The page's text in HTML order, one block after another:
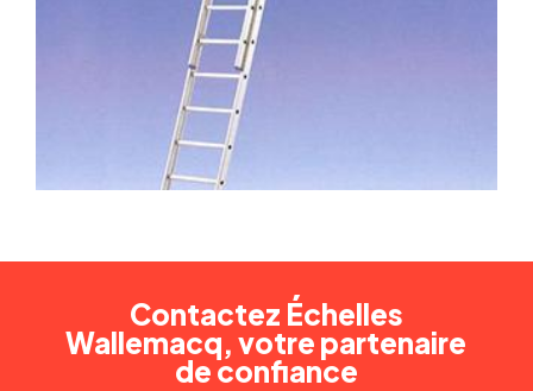
Contactez Échelles
Wallemacq, votre partenaire
de confiance